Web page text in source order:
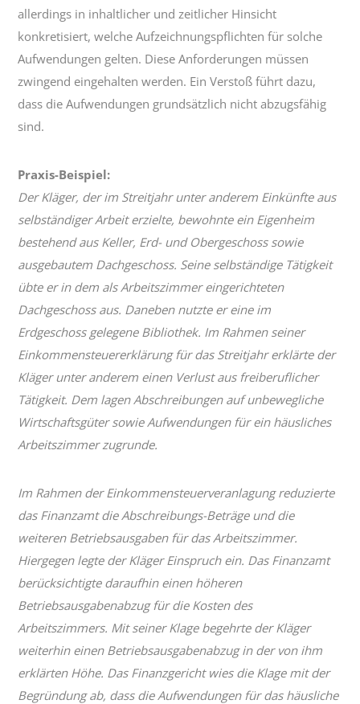
allerdings in inhaltlicher und zeitlicher Hinsicht
konkretisiert, welche Aufzeichnungspflichten für solche
Aufwendungen gelten. Diese Anforderungen müssen
zwingend eingehalten werden. Ein Verstoß führt dazu,
dass die Aufwendungen grundsätzlich nicht abzugsfähig
sind.
Praxis-Beispiel:
Der Kläger, der im Streitjahr unter anderem Einkünfte aus
selbständiger Arbeit erzielte, bewohnte ein Eigenheim
bestehend aus Keller, Erd- und Obergeschoss sowie
ausgebautem Dachgeschoss. Seine selbständige Tätigkeit
übte er in dem als Arbeitszimmer eingerichteten
Dachgeschoss aus. Daneben nutzte er eine im
Erdgeschoss gelegene Bibliothek. Im Rahmen seiner
Einkommensteuererklärung für das Streitjahr erklärte der
Kläger unter anderem einen Verlust aus freiberuflicher
Tätigkeit. Dem lagen Abschreibungen auf unbewegliche
Wirtschaftsgüter sowie Aufwendungen für ein häusliches
Arbeitszimmer zugrunde.
Im Rahmen der Einkommensteuerveranlagung reduzierte
das Finanzamt die Abschreibungs-Beträge und die
weiteren Betriebsausgaben für das Arbeitszimmer.
Hiergegen legte der Kläger Einspruch ein. Das Finanzamt
berücksichtigte daraufhin einen höheren
Betriebsausgabenabzug für die Kosten des
Arbeitszimmers. Mit seiner Klage begehrte der Kläger
weiterhin einen Betriebsausgabenabzug in der von ihm
erklärten Höhe. Das Finanzgericht wies die Klage mit der
Begründung ab, dass die Aufwendungen für das häusliche